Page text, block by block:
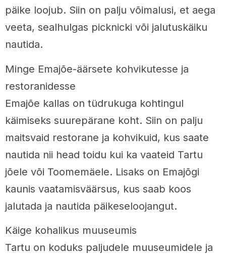
päike loojub. Siin on palju võimalusi, et aega
veeta, sealhulgas picknicki või jalutuskäiku
nautida.
Minge Emajõe-äärsete kohvikutesse ja
restoranidesse
Emajõe kallas on tüdrukuga kohtingul
käimiseks suurepärane koht. Siin on palju
maitsvaid restorane ja kohvikuid, kus saate
nautida nii head toidu kui ka vaateid Tartu
jõele või Toomemäele. Lisaks on Emajõgi
kaunis vaatamisväärsus, kus saab koos
jalutada ja nautida päikeseloojangut.
Käige kohalikus muuseumis
Tartu on koduks paljudele muuseumidele ja